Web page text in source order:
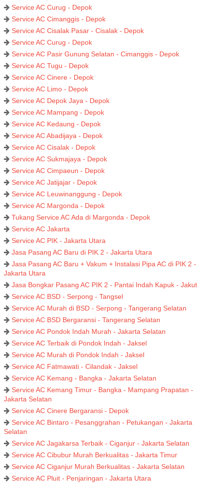
Service AC Curug - Depok
Service AC Cimanggis - Depok
Service AC Cisalak Pasar - Cisalak - Depok
Service AC Curug - Depok
Service AC Pasir Gunung Selatan - Cimanggis - Depok
Service AC Tugu - Depok
Service AC Cinere - Depok
Service AC Limo - Depok
Service AC Depok Jaya - Depok
Service AC Mampang - Depok
Service AC Kedaung - Depok
Service AC Abadijaya - Depok
Service AC Cisalak - Depok
Service AC Sukmajaya - Depok
Service AC Cimpaeun - Depok
Service AC Jatijajar - Depok
Service AC Leuwinanggung - Depok
Service AC Margonda - Depok
Tukang Service AC Ada di Margonda - Depok
Service AC Jakarta
Service AC PIK - Jakarta Utara
Jasa Pasang AC Baru di PIK 2 - Jakarta Utara
Jasa Pasang AC Baru + Vakum + Instalasi Pipa AC di PIK 2 -
Jakarta Utara
Jasa Bongkar Pasang AC PIK 2 - Pantai Indah Kapuk - Jakut
Service AC BSD - Serpong - Tangsel
Service AC Murah di BSD - Serpong - Tangerang Selatan
Service AC BSD Bergaransi - Tangerang Selatan
Service AC Pondok Indah Murah - Jakarta Selatan
Service AC Terbaik di Pondok Indah - Jaksel
Service AC Murah di Pondok Indah - Jaksel
Service AC Fatmawati - Cilandak - Jaksel
Service AC Kemang - Bangka - Jakarta Selatan
Service AC Kemang Timur - Bangka - Mampang Prapatan -
Jakarta Selatan
Service AC Cinere Bergaransi - Depok
Service AC Bintaro - Pesanggrahan - Petukangan - Jakarta
Selatan
Service AC Jagakarsa Terbaik - Ciganjur - Jakarta Selatan
Service AC Cibubur Murah Berkualitas - Jakarta Timur
Service AC Ciganjur Murah Berkualitas - Jakarta Selatan
Service AC Pluit - Penjaringan - Jakarta Utara